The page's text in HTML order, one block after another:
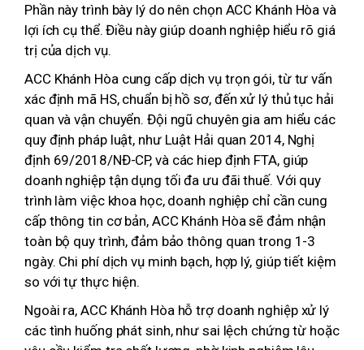
Phần này trình bày lý do nên chọn ACC Khánh Hòa và
lợi ích cụ thể. Điều này giúp doanh nghiệp hiểu rõ giá
trị của dịch vụ.
ACC Khánh Hòa cung cấp dịch vụ trọn gói, từ tư vấn
xác định mã HS, chuẩn bị hồ sơ, đến xử lý thủ tục hải
quan và vận chuyển. Đội ngũ chuyên gia am hiểu các
quy định pháp luật, như Luật Hải quan 2014, Nghị
định 69/2018/NĐ-CP, và các hiep định FTA, giúp
doanh nghiệp tận dụng tối đa ưu đãi thuế. Với quy
trình làm việc khoa học, doanh nghiệp chỉ cần cung
cấp thông tin cơ bản, ACC Khánh Hòa sẽ đảm nhận
toàn bộ quy trình, đảm bảo thông quan trong 1-3
ngày. Chi phí dịch vụ minh bạch, hợp lý, giúp tiết kiệm
so với tự thực hiện.
Ngoài ra, ACC Khánh Hòa hỗ trợ doanh nghiệp xử lý
các tình huống phát sinh, như sai lệch chứng từ hoặc